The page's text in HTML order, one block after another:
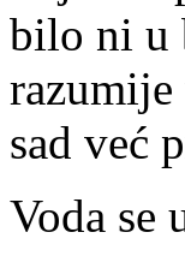
bilo ni u
razumije
sad već
Voda se